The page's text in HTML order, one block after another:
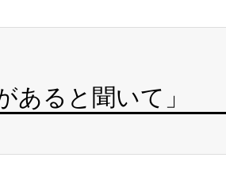
あると聞いて」